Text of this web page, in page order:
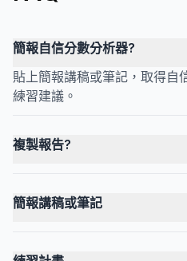
簡報自信分數分析器?
貼上簡報講稿或筆記，取得自
練習建議。
複製報告?
簡報講稿或筆記